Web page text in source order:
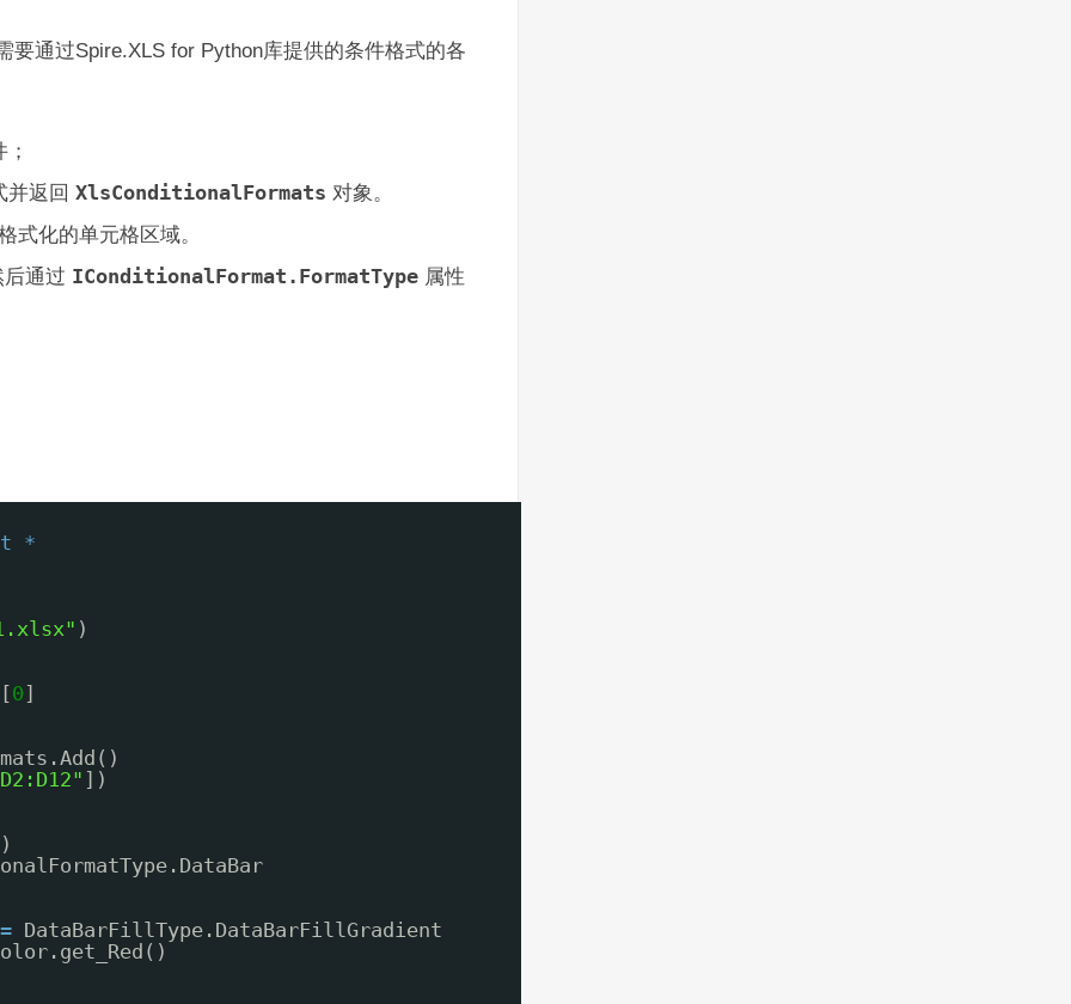
要通过Spire.XLS for Python库提供的条件格式的各
并返回 XlsConditionalFormats 对象。
式化的单元格区域。
通过 IConditionalFormat.FormatType 属性
*
)
0
])
=
DataBarFillType.DataBarFillGradient